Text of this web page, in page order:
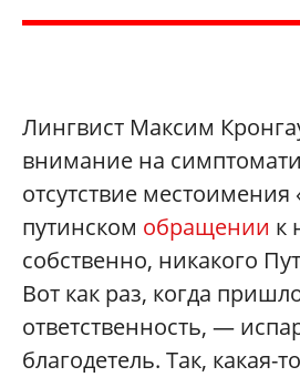
Лингвист Максим
внимание на
отсутствие местоимения
путинском обращении к
собственно, никакого
Вот как раз, когда
ответственность, —
благодетель. Так, какая-